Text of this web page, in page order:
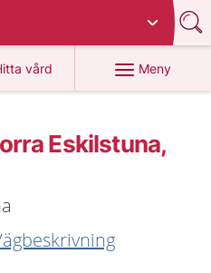
vård
på 1177.se
Meny
Eskilstuna,